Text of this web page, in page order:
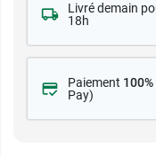
Livré demain
18h
Paiement
Pay)